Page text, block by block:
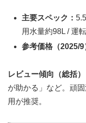
主要スペック：
用水量約98L / 運
参考価格（2025/9
レビュー傾向（総括）
が助かる」など。頑
用が推奨。